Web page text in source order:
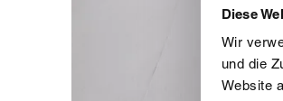
Diese
Wir
und die
Website